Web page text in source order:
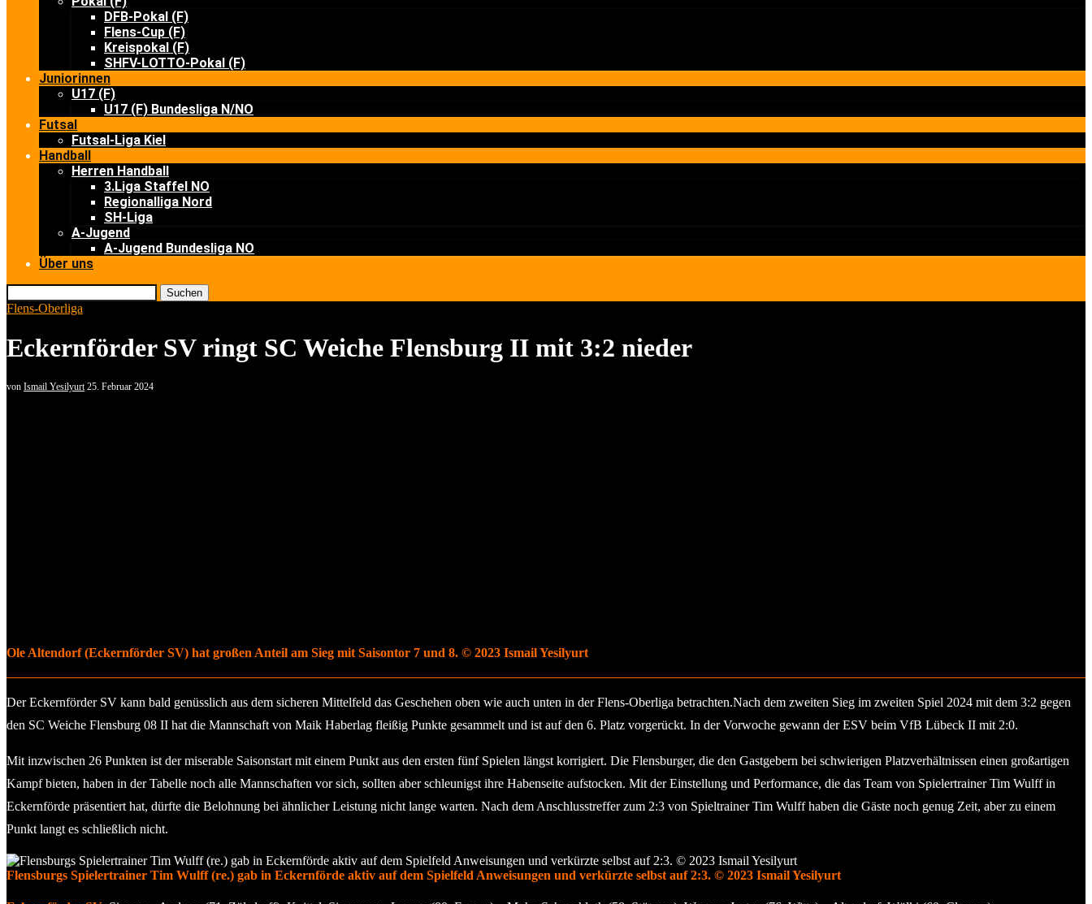
DFB-Pokal (F)
Flens-Cup (F)
Kreispokal (F)
SHFV-LOTTO-Pokal (F)
Juniorinnen
U17 (F)
U17 (F) Bundesliga N/NO
Futsal
Futsal-Liga Kiel
Handball
Herren Handball
3.Liga Staffel NO
Regionalliga Nord
SH-Liga
A-Jugend
A-Jugend Bundesliga NO
Über uns
Suchen
Flens-Oberliga
Eckernförder SV ringt SC Weiche Flensburg II mit 3:2 nieder
von Ismail Yesilyurt 25. Februar 2024
Ole Altendorf (Eckernförder SV) hat großen Anteil am Sieg mit Saisontor 7 und 8. © 2023 Ismail Yesilyurt
Der Eckernförder SV kann bald genüsslich aus dem sicheren Mittelfeld das Geschehen oben wie auch unten in der Flens-Oberliga betrachten.Nach dem zweiten Sieg im zweiten Spiel 2024 mit dem 3:2 gegen
den SC Weiche Flensburg 08 II hat die Mannschaft von Maik Haberlag fleißig Punkte gesammelt und ist auf den 6. Platz vorgerückt. In der Vorwoche gewann der ESV beim VfB Lübeck II mit 2:0.
Mit inzwischen 26 Punkten ist der miserable Saisonstart mit einem Punkt aus den ersten fünf Spielen längst korrigiert. Die Flensburger, die den Gastgebern bei schwierigen Platzverhältnissen einen großartigen
Kampf bieten, haben in der Tabelle noch alle Mannschaften vor sich, sollten aber schleunigst ihre Habenseite aufstocken. Mit der Einstellung und Performance, die das Team von Spielertrainer Tim Wulff in
Eckernförde präsentiert hat, dürfte die Belohnung bei ähnlicher Leistung nicht lange warten. Nach dem Anschlusstreffer zum 2:3 von Spieltrainer Tim Wulff haben die Gäste noch genug Zeit, aber zu einem
Punkt langt es schließlich nicht.
Flensburgs Spielertrainer Tim Wulff (re.) gab in Eckernförde aktiv auf dem Spielfeld Anweisungen und verkürzte selbst auf 2:3. © 2023 Ismail Yesilyurt